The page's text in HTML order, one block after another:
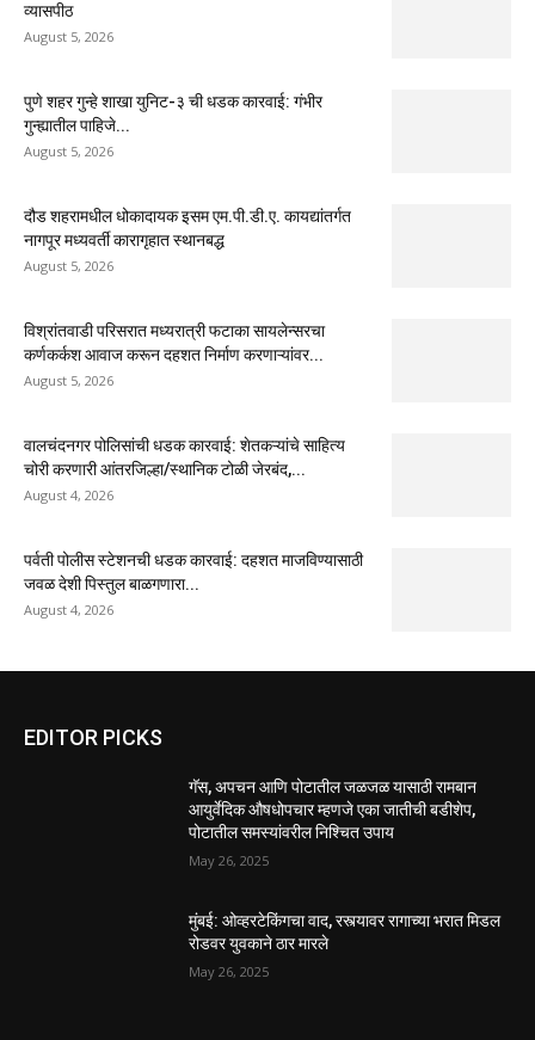
व्यासपीठ
August 5, 2026
पुणे शहर गुन्हे शाखा युनिट-३ ची धडक कारवाई: गंभीर
गुन्ह्यातील पाहिजे...
August 5, 2026
दौड शहरामधील धोकादायक इसम एम.पी.डी.ए. कायद्यांतर्गत
नागपूर मध्यवर्ती कारागृहात स्थानबद्ध
August 5, 2026
विश्रांतवाडी परिसरात मध्यरात्री फटाका सायलेन्सरचा
कर्णकर्कश आवाज करून दहशत निर्माण करणाऱ्यांवर...
August 5, 2026
वालचंदनगर पोलिसांची धडक कारवाई: शेतकऱ्यांचे साहित्य
चोरी करणारी आंतरजिल्हा/स्थानिक टोळी जेरबंद,...
August 4, 2026
पर्वती पोलीस स्टेशनची धडक कारवाई: दहशत माजविण्यासाठी
जवळ देशी पिस्तुल बाळगणारा...
August 4, 2026
EDITOR PICKS
गॅस, अपचन आणि पोटातील जळजळ यासाठी रामबान
आयुर्वेदिक औषधोपचार म्हणजे एका जातीची बडीशेप,
पोटातील समस्यांवरील निश्चित उपाय
May 26, 2025
मुंबई: ओव्हरटेकिंगचा वाद, रस्त्यावर रागाच्या भरात मिडल
रोडवर युवकाने ठार मारले
May 26, 2025